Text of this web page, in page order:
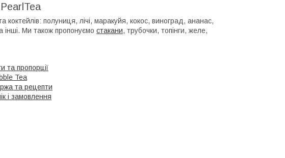
полуниця, лічі, маракуйя, кокос, виноград, ананас,
Ми також пропонуємо стакани, трубочки, топінги, желе,
та пропорції
Tea
та рецепти
і замовлення